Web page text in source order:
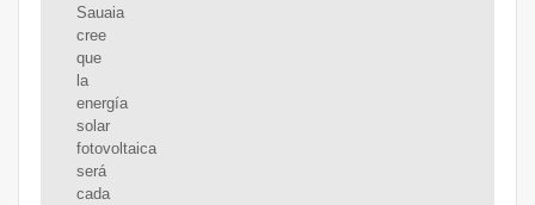
Sauaia
cree
que
la
energía
solar
fotovoltaica
será
cada